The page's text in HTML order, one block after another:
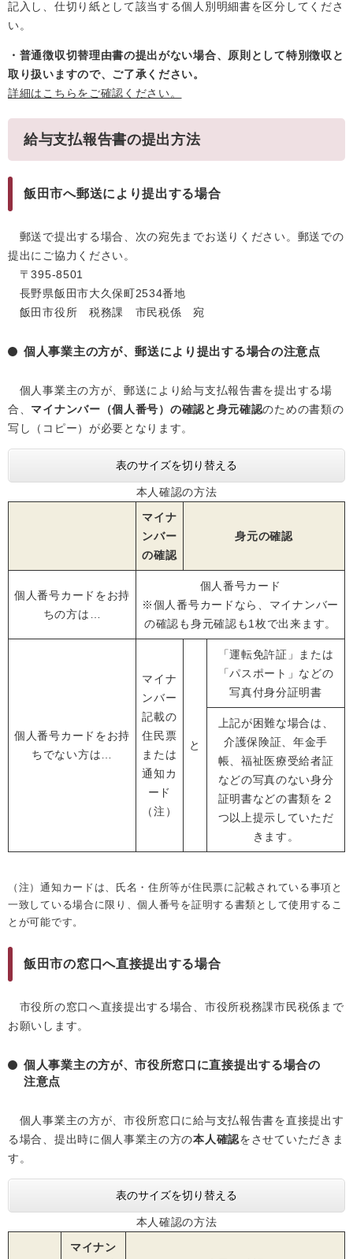
記入し、仕切り紙として該当する個人別明細書を区分してくださ
い。
・普通徴収切替理由書の提出がない場合、原則として特別徴収と
取り扱いますので、ご了承ください。
詳細はこちらをご確認ください。
給与支払報告書の提出方法
飯田市へ郵送により提出する場合
郵送で提出する場合、次の宛先までお送りください。 郵送での
提出にご協力ください。
〒395-8501
長野県飯田市大久保町2534番地
飯田市役所 税務課 市民税係 宛
個人事業主の方が、郵送により提出する場合の注意点
個人事業主の方が、郵送により給与支払報告書を提出する場
合、 マイナンバー（個人番号）の確認と身元確認のための書類の
写し（コピー）が必要となります。
表のサイズを切り替える
マイナ
ンバー
の確認
身元の確認
本人確認の方法
個人番号カードをお持
ちの方は…
個人番号カード
※個人番号カードなら、マイナンバー
の確認も身元確認も1枚で出来ます。
個人番号カードをお持
ちでない方は…
マイナ
ンバー
記載の
住民票
または
通知カ
ード
（注）
と
「運転免許証」または
「パスポート」などの
写真付身分証明書
上記が困難な場合は、
介護保険証、年金手
帳、福祉医療受給者証
などの写真のない身分
証明書などの書類を２
つ以上提示していただ
きます。
（注）通知カードは、氏名・住所等が住民票に記載されている事項と
一致している場合に限り、個人番号を証明する書類として使用するこ
とが可能です。
飯田市の窓口へ直接提出する場合
市役所の窓口へ直接提出する場合、市役所税務課市民税係まで
お願いします。
個人事業主の方が、市役所窓口に直接提出する場合の
注意点
個人事業主の方が、市役所窓口に給与支払報告書を直接提出す
る場合、提出時に個人事業主の方の本人確認をさせていただきま
す。
表のサイズを切り替える
マイナン
本人確認の方法